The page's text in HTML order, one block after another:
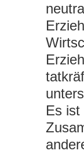
Es ist